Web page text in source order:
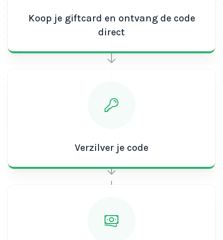
Scoor direct jouw eigen Xbox
Game Pass Premium
Abonnement van 3 maanden!
Binnen één enkele minuut heb je jouw persoonlijke
en snel, dus. En bovendien heb je er geen creditcard
voor nodig maar betaal je gemakkelijk via iDEAL of
betaal je geen servicekosten!
Heb je toch nog een vraag aan ons? Geen probleem.
Check de veelgestelde vragen in onze FAQ of neem
Check dan zeker onze andere
Koop je giftcard en ontvang de code
direct
Verzilver je code